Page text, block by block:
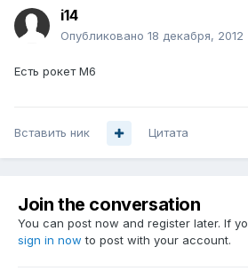
i14
Опубликовано 18 декабря, 2012
Есть рокет М6
Вставить ник Цитата
Join the conversation
You can post now and register later. If
sign in now to post with your account.